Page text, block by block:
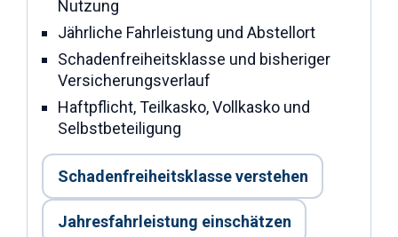
Nutzung
Jährliche Fahrleistung und Abstellort
Schadenfreiheitsklasse und bisheriger
Versicherungsverlauf
Haftpflicht, Teilkasko, Vollkasko und
Selbstbeteiligung
Schadenfreiheitsklasse verstehen
Jahresfahrleistung einschätzen